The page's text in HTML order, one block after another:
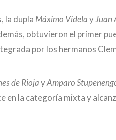
la dupla Máximo VidelayJuan
obtuvieron el primer
por los hermanos
de RiojayAmparo
en la categoría mixta y